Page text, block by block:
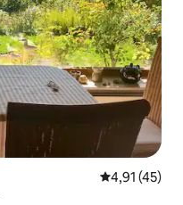
Gemiddelde
4,91 (45)